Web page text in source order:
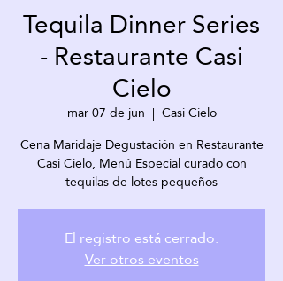
Tequila Dinner Series
- Restaurante Casi
Cielo
mar 07 de jun
  |
Casi Cielo
Cena Maridaje Degustación en Restaurante
Casi Cielo, Menú Especial curado con
tequilas de lotes pequeños
El registro está cerrado.
Ver otros eventos